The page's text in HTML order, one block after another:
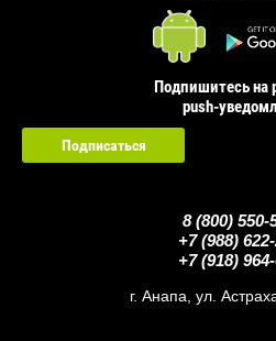
Подпишитесь на
push-
Подписаться
8 (800) 550-
+7 (988)
+7 (918)
г. Анапа, ул.